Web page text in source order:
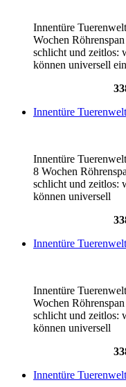
Innentüre
Wochen
schlicht und zeitlos:
können universell
Innentüre
Innentüre
8 Wochen
schlicht und zeitlos:
können universell
Innentüre
Innentüre
Wochen
schlicht und zeitlos:
können universell
Innentüre